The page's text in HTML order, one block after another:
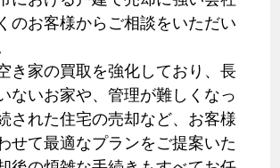
のお客様からご相談をいただい
き家の買取を強化しており、長
ないお家や、管理が難しくなっ
された住宅の売却など、お客様
せて最適なプランをご提案いた